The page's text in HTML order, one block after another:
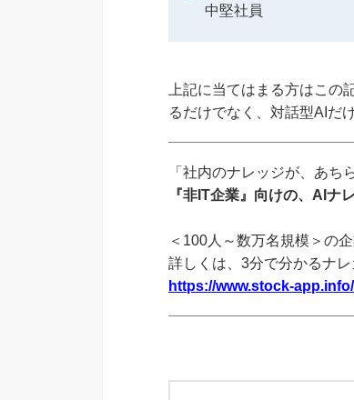
中堅社員
上記に当てはまる方はこの
るだけでなく、対話型AIだ
「社内のナレッジが、あち
『非IT企業』向けの、AIナ
＜100人～数万名規模＞の
詳しくは、3分で分かるナ
https://www.stock-